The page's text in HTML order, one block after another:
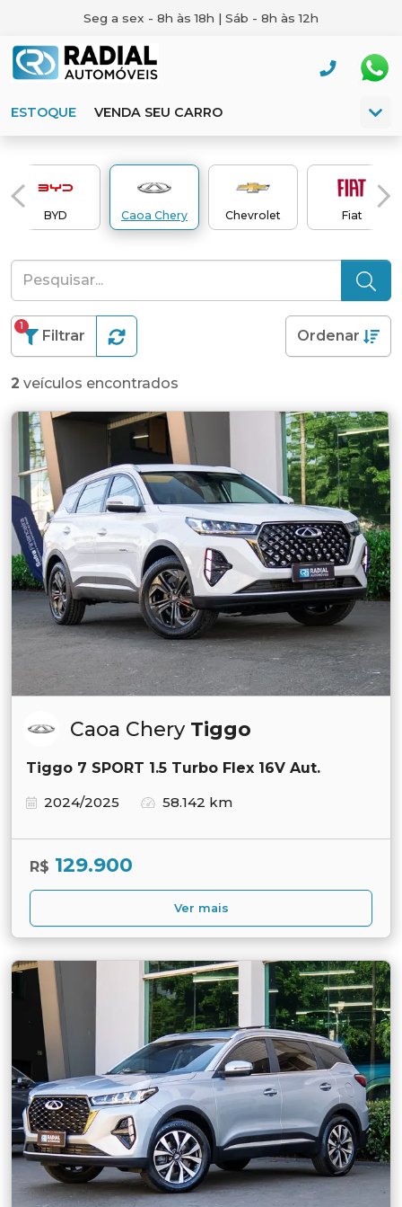
Seg a sex - 8h às 18h | Sáb - 8h às 12h
ESTOQUE VENDA SEU CARRO
BYD Caoa Chery Chevrolet Fiat
Filtrar
1
Ordenar
2 veículos encontrados
Caoa Chery Tiggo
Tiggo 7 SPORT 1.5 Turbo Flex 16V Aut.
2024/2025
58.142 km
R$ 129.900
Ver mais